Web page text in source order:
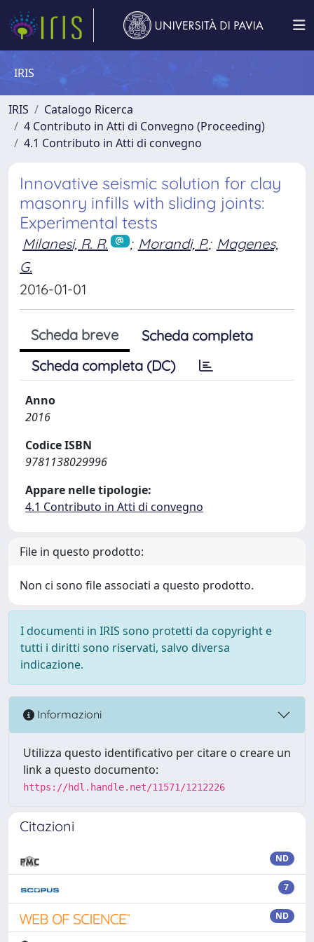
IRIS
IRIS
Catalogo Ricerca
4 Contributo in Atti di Convegno (Proceeding)
4.1 Contributo in Atti di convegno
Innovative seismic solution for clay
masonry infills with sliding joints:
Experimental tests
Milanesi, R. R. ; Morandi, P.; Magenes,
G.
2016-01-01
Scheda breve
Scheda completa
Scheda completa (DC)
Anno
2016
Codice ISBN
9781138029996
Appare nelle tipologie:
4.1 Contributo in Atti di convegno
File in questo prodotto:
Non ci sono file associati a questo prodotto.
I documenti in IRIS sono protetti da copyright e
tutti i diritti sono riservati, salvo diversa
indicazione.
Informazioni
Utilizza questo identificativo per citare o creare un
link a questo documento:
https://hdl.handle.net/11571/1212226
Citazioni
ND
7
ND